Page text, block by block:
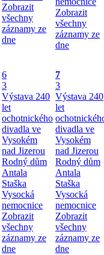
Zobrazit
všechny
záznamy ze
dne
Zobrazit
všechny
záznamy ze
dne
6
3
Výstava 240
let
ochotnického
divadla ve
Vysokém
nad Jizerou
Rodný dům
Antala
Staška
Vysocká
nemocnice
Zobrazit
všechny
záznamy ze
dne
7
3
Výstava 240
let
divadla ve
Vysokém
nad Jizerou
Rodný dům
Antala
Staška
Vysocká
nemocnice
Zobrazit
všechny
záznamy ze
dne